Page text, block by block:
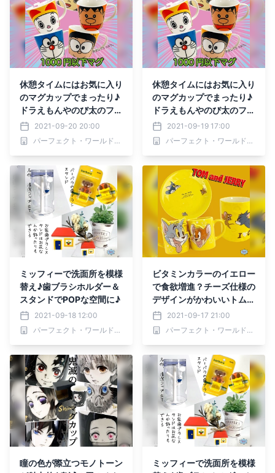
休憩タイムにはお気に入り
のマグカップでまったり♪
ドラえもんやのび太のフェ
イスがかわいいマグ
2021-09-20 20:00
パーフェクト・ワールド株式会社
休憩タイムにはお気に入り
のマグカップでまったり♪
ドラえもんやのび太のフェ
イスがかわいいマグ
2021-09-19 17:00
パーフェクト・ワールド株式会社
ミッフィーで洗面所を模様
替え♪歯ブラシホルダー＆
スタンドでPOPな空間に♪
2021-09-18 12:00
パーフェクト・ワールド株式会社
ビタミンカラーのイエロー
で食欲増進？チーズ仕様の
デザインがかわいいトムと
ジェリーのプレート＆マグ
カップ
2021-09-17 21:00
パーフェクト・ワールド株式会社
瞳の色が際立つモノトーン
ミッフィーで洗面所を模様